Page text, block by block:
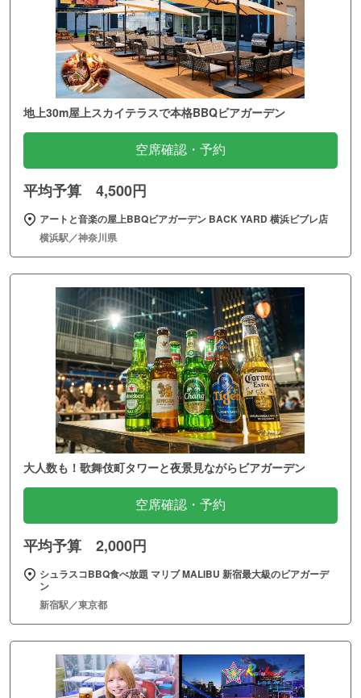
地上30m屋上スカイテラスで本格BBQビアガーデン
空席確認・予約
平均予算 4,500円
アートと音楽の屋上BBQビアガーデン BACK YARD 横浜ビブレ店
横浜駅／神奈川県
大人数も！歌舞伎町タワーと夜景見ながらビアガーデン
空席確認・予約
平均予算 2,000円
シュラスコBBQ食べ放題 マリブ MALIBU 新宿最大級のビアガーデ
ン
新宿駅／東京都